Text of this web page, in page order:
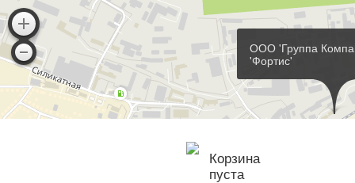
ООО 'Группа
'Фортис'
Корзина
пуста